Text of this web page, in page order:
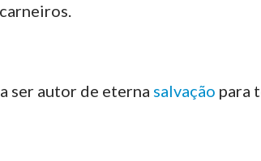
ser autor de eterna salvação para